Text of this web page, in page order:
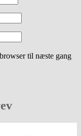
til næste gang